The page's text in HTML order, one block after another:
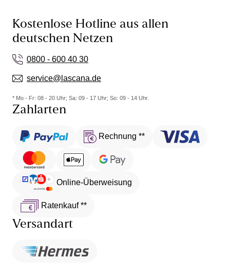
Kostenlose Hotline aus allen
deutschen Netzen
0800 - 600 40 30
service@lascana.de
* Mo - Fr: 08 - 20 Uhr; Sa: 09 - 17 Uhr; So: 09 - 14 Uhr.
Zahlarten
Rechnung **
Online-Überweisung
Ratenkauf **
Versandart